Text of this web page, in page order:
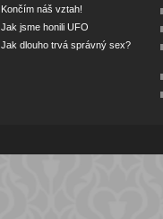
Končím náš vztah!
Jak jsme honili UFO
Jak dlouho trvá správný sex?